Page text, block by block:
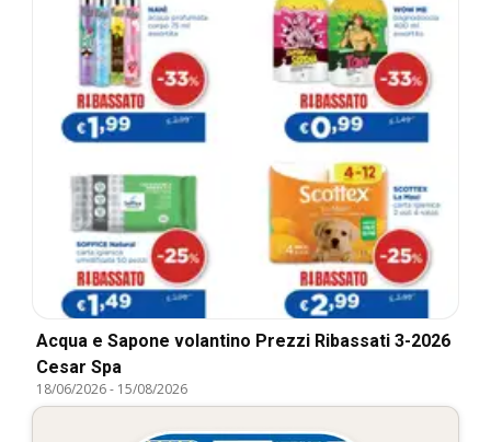
Acqua e Sapone volantino Prezzi Ribassati 3-2026
Cesar Spa
18/06/2026- 15/08/2026